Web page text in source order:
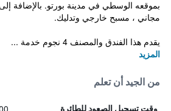
بموقعه الوسطي في مدينة بورتو. بالإضافة
مجاني ، مسبح خارجي وتدليك.
يقدم هذا الفندق والمصنف 4 نجوم خدمة ...
المزيد
من الجيد أن تعلم
وقت تسجيل الصعود للطائرة